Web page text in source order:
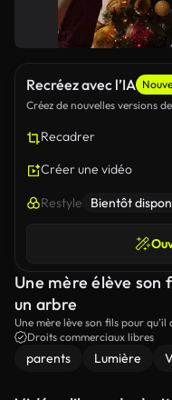
Recréez avec l’IA
Créez de nouvelles versions
Recadrer
Créer une vidéo
Restyle Bientôt
Une mère élève son
un arbre
Une mère lève son fils pour
Droits commerciaux libres
parents Lumière